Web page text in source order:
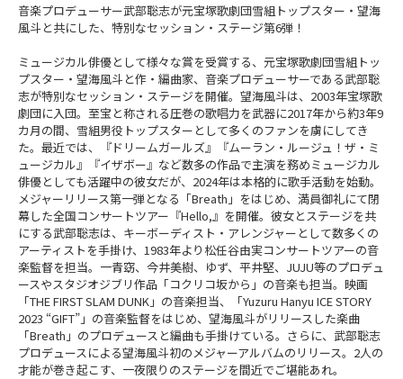
音楽プロデューサー武部聡志が元宝塚歌劇団雪組トップスター・望海
風斗と共にした、特別なセッション・ステージ第6弾！
ミュージカル俳優として様々な賞を受賞する、元宝塚歌劇団雪組トッ
プスター・望海風斗と作・編曲家、音楽プロデューサーである武部聡
志が特別なセッション・ステージを開催。望海風斗は、2003年宝塚歌
劇団に入団。至宝と称される圧巻の歌唱力を武器に2017年から約3年9
カ月の間、雪組男役トップスターとして多くのファンを虜にしてき
た。最近では、『ドリームガールズ』『ムーラン・ルージュ！ザ・ミ
ュージカル』『イザボー』など数多の作品で主演を務めミュージカル
俳優としても活躍中の彼女だが、2024年は本格的に歌手活動を始動。
メジャーリリース第一弾となる「Breath」をはじめ、満員御礼にて閉
幕した全国コンサートツアー『Hello,』を開催。彼女とステージを共
にする武部聡志は、キーボーディスト・アレンジャーとして数多くの
アーティストを手掛け、1983年より松任谷由実コンサートツアーの音
楽監督を担当。一青窈、今井美樹、ゆず、平井堅、JUJU等のプロデュ
ースやスタジオジブリ作品「コクリコ坂から」の音楽も担当。映画
「THE FIRST SLAM DUNK」の音楽担当、「Yuzuru Hanyu ICE STORY
2023 “GIFT”」の音楽監督をはじめ、望海風斗がリリースした楽曲
「Breath」のプロデュースと編曲も手掛けている。さらに、武部聡志
プロデュースによる望海風斗初のメジャーアルバムのリリース。2人の
才能が巻き起こす、一夜限りのステージを間近でご堪能あれ。